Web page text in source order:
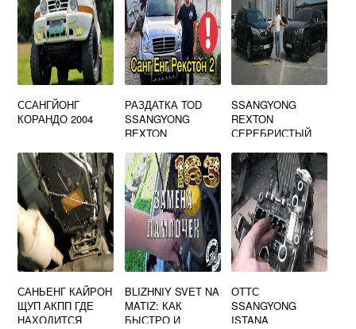
ССАНГЙОНГ
КОРАНДО 2004
РАЗДАТКА TOD
SSANGYONG
REXTON
SSANGYONG
REXTON
СЕРЕБРИСТЫЙ
САНЬЕНГ КАЙРОН
ЩУП АКПП ГДЕ
НАХОДИТСЯ
BLIZHNIY SVET NA
MATIZ: КАК
БЫСТРО И
ОТТС
SSANGYONG
ISTANA